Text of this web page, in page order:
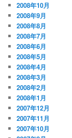
2008年10月
2008年9月
2008年8月
2008年7月
2008年6月
2008年5月
2008年4月
2008年3月
2008年2月
2008年1月
2007年12月
2007年11月
2007年10月